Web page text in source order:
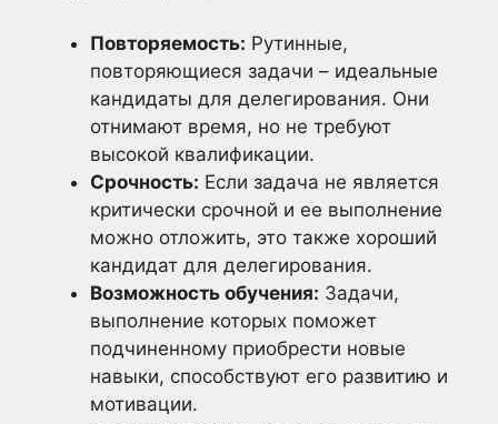
Повторяемость: Рутинные,
повторяющиеся задачи – идеальные
кандидаты для делегирования. Они
отнимают время, но не требуют
высокой квалификации.
Срочность: Если задача не является
критически срочной и ее выполнение
можно отложить, это также хороший
кандидат для делегирования.
Возможность обучения: Задачи,
выполнение которых поможет
подчиненному приобрести новые
навыки, способствуют его развитию и
мотивации.